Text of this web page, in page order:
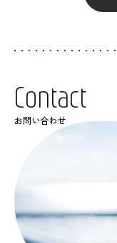
お問い合わせ
Contact